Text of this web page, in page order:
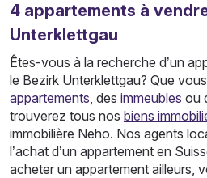
4 appartements à
Unterklettgau
Êtes-vous à la recherche d’un
le Bezirk Unterklettgau? Que
appartements, des immeubles ou
trouverez tous nos biens
immobilière Neho. Nos agents
l’achat d’un appartement en
acheter un appartement ailleurs,